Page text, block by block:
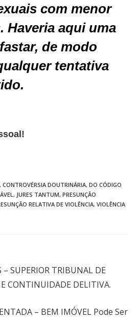
com menor
Haveria aqui uma
de modo
tentativa
, CONTROVÉRSIA DOUTRINÁRIA, DO CÓDIGO
, JURES TANTUM, PRESUNÇÃO
RELATIVA DE VIOLÊNCIA, VIOLÊNCIA
– SUPERIOR TRIBUNAL DE
CONTINUIDADE DELITIVA.
– BEM IMÓVEL Pode Ser